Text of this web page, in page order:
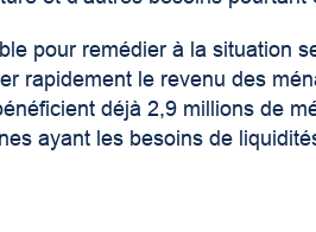
pour remédier à la situation
rapidement le revenu des
déjà 2,9 millions de
ayant les besoins de